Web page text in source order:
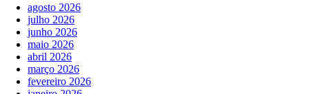
agosto 2026
julho 2026
junho 2026
maio 2026
abril 2026
março 2026
fevereiro 2026